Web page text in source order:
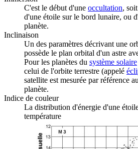
C'est le début d'une occultation,
d'une étoile sur le bord lunaire, ou
planète.
Inclinaison
Un des paramètres décrivant une
possède le plan orbital d'un astre
Pour les planètes du système solaire
celui de l'orbite terrestre (appelé
satellite est mesurée par référence
planète.
Indice de couleur
La distribution d'énergie d'une
température